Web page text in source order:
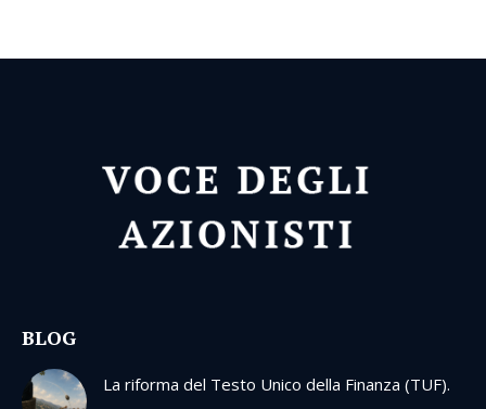
BLOG
La riforma del Testo Unico della Finanza (TUF).